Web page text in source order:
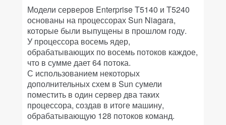
Модели серверов Enterprise T5140 и T5240
основаны на процессорах Sun Niagara,
которые были выпущены в прошлом году.
У процессора восемь ядер,
обрабатывающих по восемь потоков каждое,
что в сумме дает 64 потока.
С использованием некоторых
дополнительных схем в Sun сумели
поместить в один сервер два таких
процессора, создав в итоге машину,
обрабатывающую 128 потоков команд.